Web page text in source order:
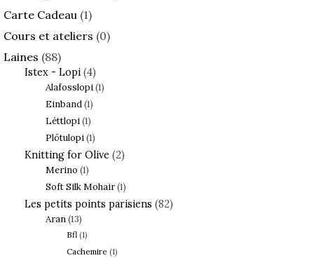
et
Carte Cadeau (1)
Cours et ateliers (0)
Laines (88)
Istex - Lopi (4)
Alafosslopi(1)
Einband(1)
Léttlopi(1)
Plötulopi(1)
Knitting for Olive (2)
Merino (1)
Soft Silk Mohair(1)
Les petits points parisiens (82)
Aran(13)
Bfl (1)
Cachemire (1)